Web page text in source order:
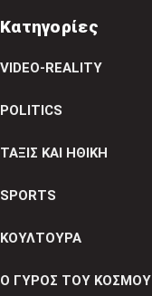
Κατηγορίες
VIDEO-REALITY
POLITICS
ΤΑΞΙΣ ΚΑΙ ΗΘΙΚΗ
SPORTS
ΚΟΥΛΤΟΥΡΑ
Ο ΓΥΡΟΣ ΤΟΥ ΚΟΣΜΟΥ